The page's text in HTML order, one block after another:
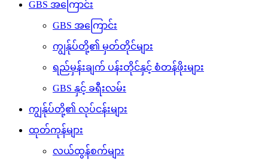
GBS အကြောင်း
GBS အကြောင်း
ကျွန်ုပ်တို့၏ မှတ်တိုင်များ
ရည်မှန်းချက် ပန်းတိုင်နှင့် စံတန်ဖိုးများ
GBS နှင့် ခရီးလမ်း
ကျွန်ုပ်တို့၏ လုပ်ငန်းများ
ထုတ်ကုန်များ
လယ်ထွန်စက်များ